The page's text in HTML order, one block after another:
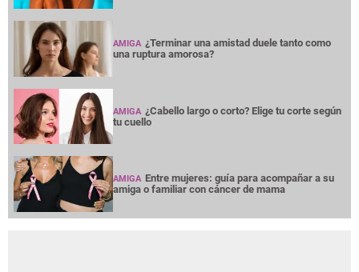
AMIGA ¿Terminar una amistad duele tanto como
una ruptura amorosa?
AMIGA ¿Cabello largo o corto? Elige tu corte según
tu cuello
AMIGA Entre mujeres: guía para acompañar a su
amiga o familiar con cáncer de mama